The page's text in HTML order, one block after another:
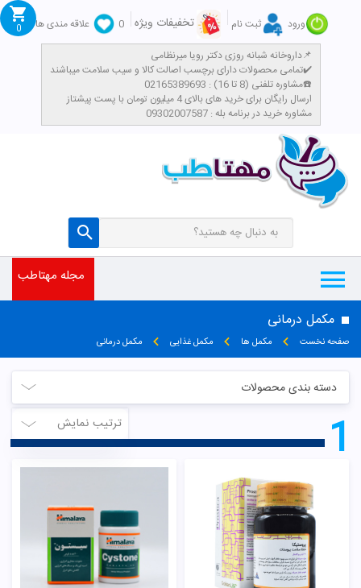
ورود ثبت نام تخفیفات ویژه 0
علاقه مندی ها
داروخانه شبانه روزی دکتر رویا میرنظامی📌
تمامی محصولات دارای برچسب اصالت کالا و سیب سلامت میباشند✔️
مشاوره تلفنی (8 تا 16) : 02165389693☎️
​ارسال رایگان برای خرید های بالای 4 میلیون تومان با پست پیشتاز
مشاوره خرید در برنامه بله : 09302007587
0
مجله مهتاطب
مکمل درمانی
صفحه نخست مکمل ها مکمل غذایی مکمل درمانی
دسته بندی محصولات
ترتیب نمایش
1